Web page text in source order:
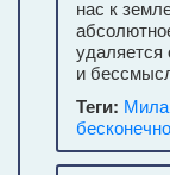
нас к
удаляется
и
Теги: